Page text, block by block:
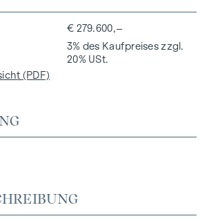
€ 279.600,–
3% des Kaufpreises zzgl.
20% USt.
(PDF)